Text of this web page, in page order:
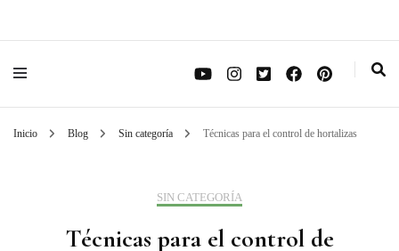
Inicio Blog Sin categoría Técnicas para el control de hortalizas
SIN CATEGORÍA
Técnicas para el control de